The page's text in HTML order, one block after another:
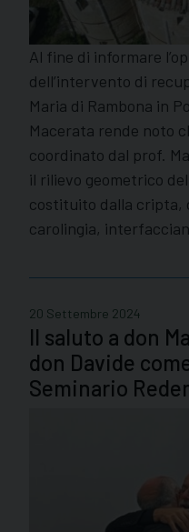
Al fine di informare
dell’intervento di
Maria di Rambona in
Macerata rende noto
coordinato dal prof.
il rilievo geometrico
costituito dalla cripta,
carolingia,
20 Settembre 2024
Il saluto a don
don Davide
Seminario